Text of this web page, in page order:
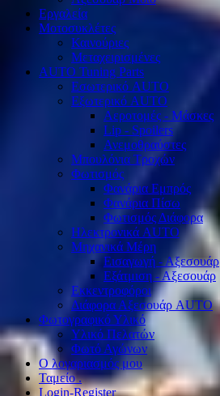
Εργαλεία
Μοτοσυκλέτες
Καινούριες
Μεταχειρισμένες
AUTO Tuning Parts
Εσωτερικό AUTO
Εξωτερικό AUTO
Αεροτομές - Μάσκες
Lip - Spoilers
Ανεμοθραύστες
Μπουλόνια Τροχών
Φωτισμός
Φανάρια Εμπρός
Φανάρια Πίσω
Φωτισμός Διάφορα
Ηλεκτρονικά AUTO
Μηχανικά Μέρη
Εισαγωγή - Αξεσουάρ
Εξάτμιση - Αξεσουάρ
Εκκεντροφόροι
Διάφορα Αξεσουάρ AUTO
Φωτογραφικό Υλικό
Υλικό Πελατών
Φωτό Αγώνων
Ο λογαριασμός μου
Ταμείο .
Login-Register